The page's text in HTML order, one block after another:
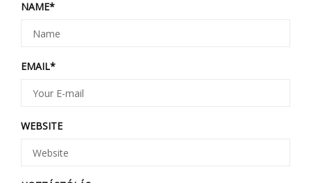
NAME*
EMAIL*
WEBSITE